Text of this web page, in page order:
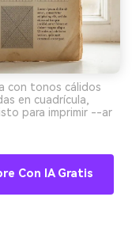
con tonos cálidos
en cuadrícula,
para imprimir --ar
Con IA Gratis